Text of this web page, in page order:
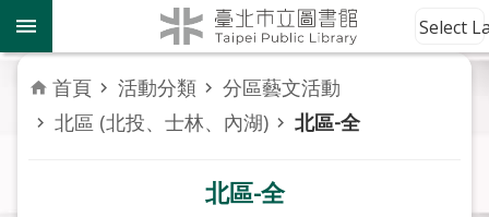
跳到主要內容區塊
到
館
資
訊
Select
首頁 活動分類
分區藝文活動
北區 (北投、士林、內湖)
北區-全
北區-全